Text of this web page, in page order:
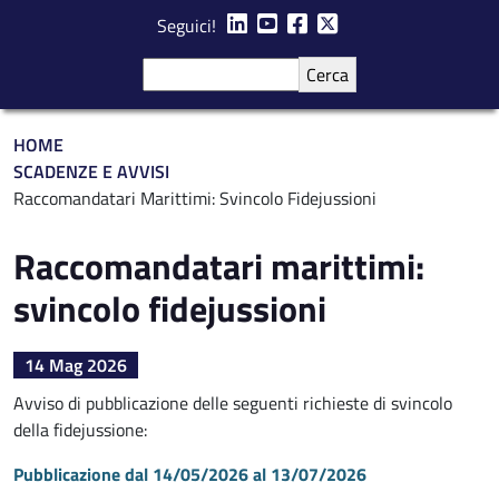
Seguici!
Briciole di pane
HOME
SCADENZE E AVVISI
Raccomandatari Marittimi: Svincolo Fidejussioni
Raccomandatari marittimi:
svincolo fidejussioni
14 Mag 2026
Avviso di pubblicazione delle seguenti richieste di svincolo
della fidejussione:
Pubblicazione dal 14/05/2026 al 13/07/2026